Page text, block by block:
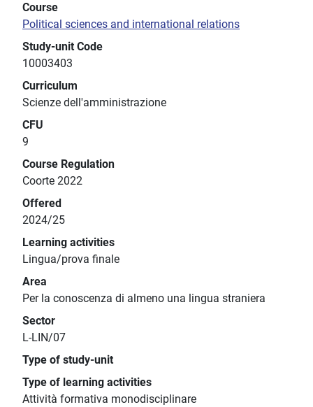
Course
Political sciences and international relations
Study-unit Code
10003403
Curriculum
Scienze dell'amministrazione
CFU
9
Course Regulation
Coorte 2022
Offered
2024/25
Learning activities
Lingua/prova finale
Area
Per la conoscenza di almeno una lingua straniera
Sector
L-LIN/07
Type of study-unit
Type of learning activities
Attività formativa monodisciplinare